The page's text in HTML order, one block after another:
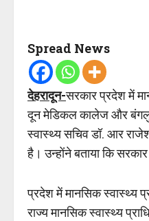
Spread News
देहरादून-सरकार प्रदेश में
दून मेडिकल कालेज और
स्वास्थ्य सचिव डॉ. आर
है। उन्होंने बताया कि
प्रदेश में मानसिक स्वास्थ्य
राज्य मानसिक स्वास्थ्य